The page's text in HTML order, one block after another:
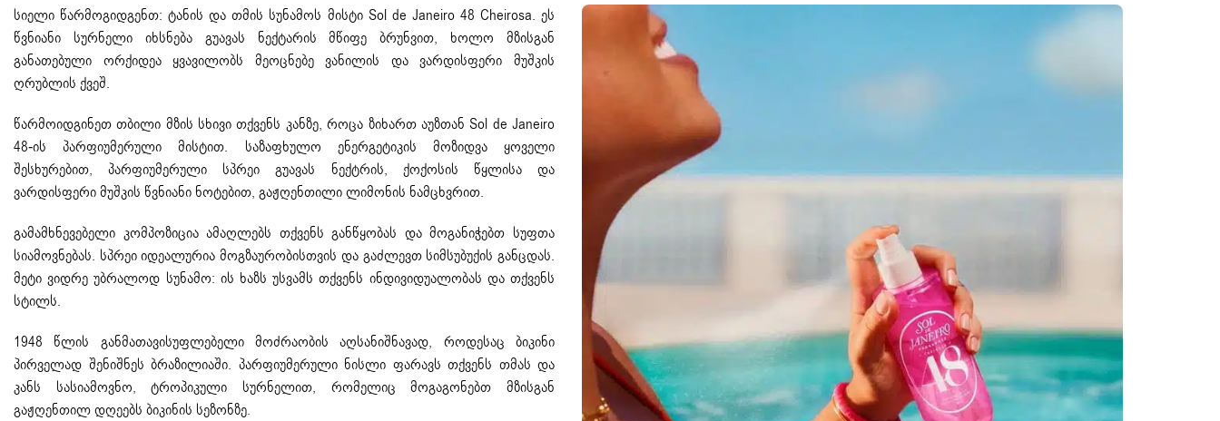
სიელი წარმოგიდგენთ: ტანის და თმის სუნამოს მისტი Sol de Janeiro48 Cheirosa. ეს
წვნიანი სურნელი იხსნება გუავას ნექტარის მწიფე ბრუნვით, ხოლო მზისგან
განათებული ორქიდეა ყვავილობს მეოცნებე ვანილის და ვარდისფერი მუშკის
ღრუბლის ქვეშ.
წარმოიდგინეთ თბილი მზის სხივი თქვენს კანზე, როცა ზიხართ აუზთან Sol de Janeiro
48-ის პარფიუმერული მისტით. საზაფხულო ენერგეტიკის მოზიდვა ყოველი
შესხურებით, პარფიუმერული სპრეი გუავას ნექტრის, ქოქოსის წყლისა და
ვარდისფერი მუშკის წვნიანი ნოტებით, გაჟღენთილი ლიმონის ნამცხვრით.
გამამხნევებელი კომპოზიცია ამაღლებს თქვენს განწყობას და მოგანიჭებთ სუფთა
სიამოვნებას. სპრეი იდეალურია მოგზაურობისთვის და გაძლევთ სიმსუბუქის განცდას.
მეტი ვიდრე უბრალოდ სუნამო: ის ხაზს უსვამს თქვენს ინდივიდუალობას და თქვენს
სტილს.
1948 წლის განმათავისუფლებელი მოძრაობის აღსანიშნავად, როდესაც ბიკინი
პირველად შენიშნეს ბრაზილიაში. პარფიუმერული ნისლი ფარავს თქვენს თმას და
კანს სასიამოვნო, ტროპიკული სურნელით, რომელიც მოგაგონებთ მზისგან
გაჟღენთილ დღეებს ბიკინის სეზონზე.